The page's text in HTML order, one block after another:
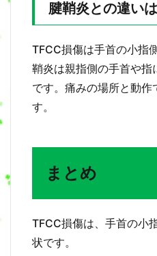
腱鞘炎との違い
TFCC損傷は手首の小指
鞘炎は親指側の手首や指
です。痛みの場所と動
す。
まとめ
TFCC損傷は、手首の小
状です。